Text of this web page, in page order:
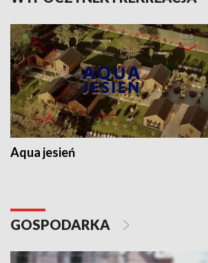
Aqua jesień
GOSPODARKA